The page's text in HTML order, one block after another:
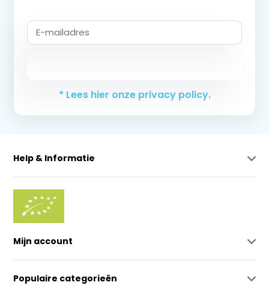
* Lees hier onze privacy policy.
Help & Informatie
Mijn account
Populaire categorieën